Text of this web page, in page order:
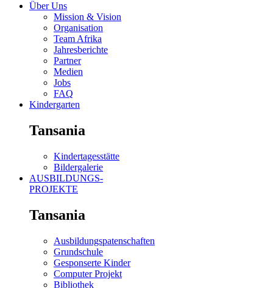
Über Uns
Mission & Vision
Organisation
Team Afrika
Jahresberichte
Partner
Medien
Jobs
FAQ
Kindergarten
Tansania
Kindertagesstätte
Bildergalerie
AUSBILDUNGS-
PROJEKTE
Tansania
Ausbildungspatenschaften
Grundschule
Gesponserte Kinder
Computer Projekt
Bibliothek